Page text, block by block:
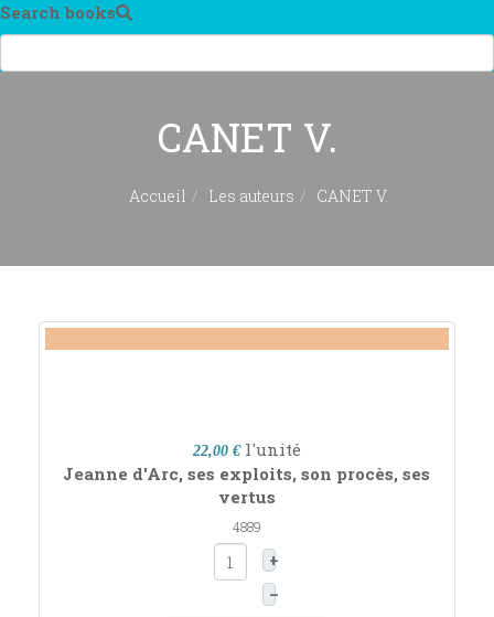
Search books
CANET V.
Accueil Les auteurs CANET V.
22,00 € l'unité
Jeanne d'Arc, ses exploits, son procès, ses
vertus
4889
+
–